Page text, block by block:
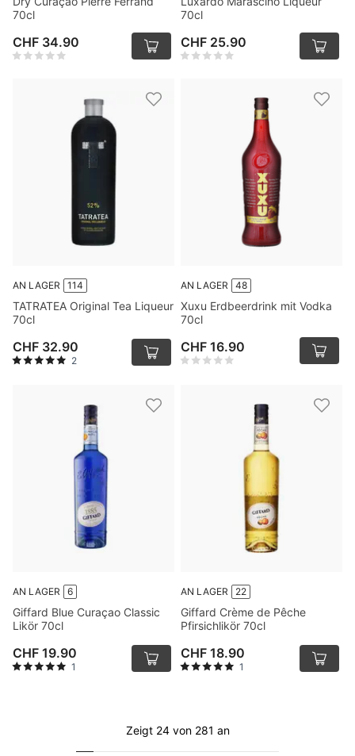
70cl
CHF 34.90
70cl
CHF 25.90
AN LAGER 114
TATRATEA Original Tea Liqueur
70cl
CHF 32.90
2
AN LAGER 48
Xuxu Erdbeerdrink mit Vodka
70cl
CHF 16.90
AN LAGER 6
Giffard Blue Curaçao Classic
Likör 70cl
CHF 19.90
1
AN LAGER 22
Giffard Crème de Pêche
Pfirsichlikör 70cl
CHF 18.90
1
Zeigt 24 von 281 an